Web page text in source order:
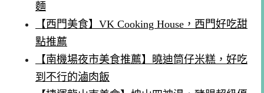
麵
【西門美食】VK Cooking House，西門好吃甜
點推薦
【南機場夜市美食推薦】曉迪筒仔米糕，好吃
到不行的滷肉飯